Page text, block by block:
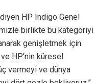
HP Indigo Genel
birlikte bu kategoriyi
genişletmek için
HP’nin küresel
vermeyi ve dünya